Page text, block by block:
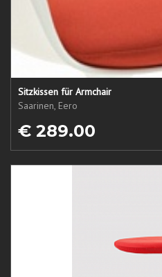
Sitzkissen für Armchair
Saarinen, Eero
€ 289.00